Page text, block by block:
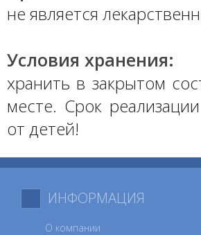
не является
Условия хранения:
хранить в закрытом
месте. Срок
от детей!
ИНФОРМАЦИЯ
О компании